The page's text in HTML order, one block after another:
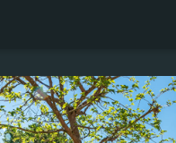
d'environ 30 m² offre de
jardin clos et
ce lieu de vie alliant
m² Surface totale